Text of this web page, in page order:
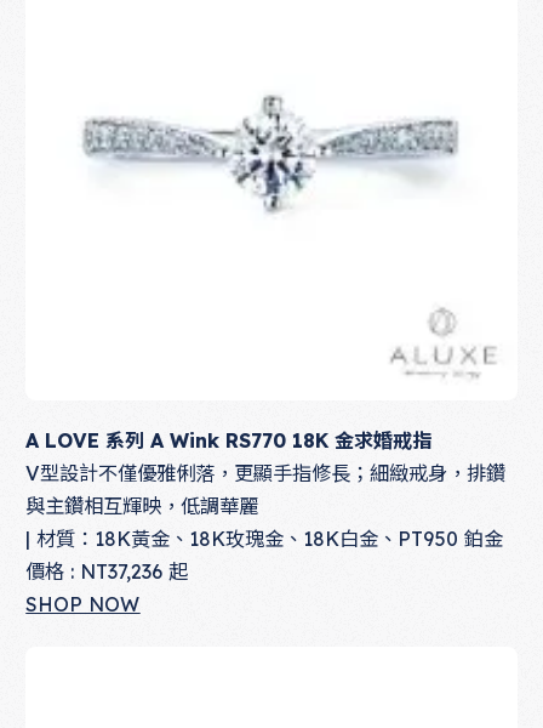
A LOVE 系列 A Wink RS770 18K 金求婚戒指
V型設計不僅優雅俐落，更顯手指修長；細緻戒身，排鑽
與主鑽相互輝映，低調華麗
| 材質：18K黃金、18K玫瑰金、18K白金、PT950 鉑金
價格 : NT37,236 起
SHOP NOW